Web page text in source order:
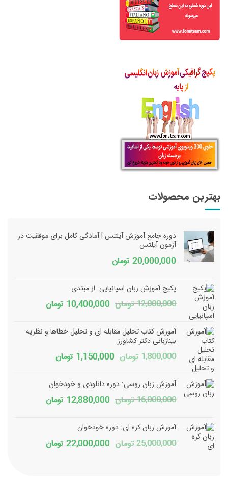
بهترین محصولات
دوره جامع آموزش آیلتس | آمادگی کامل برای موفقیت در
آزمون آیلتس
20,000,000 تومان
پکیج آموزش زبان اسپانیایی: از مبتدی
12,000,000 تومان قیمت
12,000,000 تومان
بود.
10,400,000 تومانقیمت
آموزش کتاب تحلیل مقابله ای و تحلیل خطاها و نظریه
بینازبانی دکتر کشاورز
1,800,000 تومان قیمت
1,800,000 تومان
1,150,000 تومانقیمت
آموزش زبان روسی: دوره دانلودی و خودخوان
16,000,000 تومان قیمت
12,880,000 تومانقیمت
آموزش زبان کره ای: دوره خودخوان
25,000,000 تومان قیمت
22,000,000 تومانقیمت